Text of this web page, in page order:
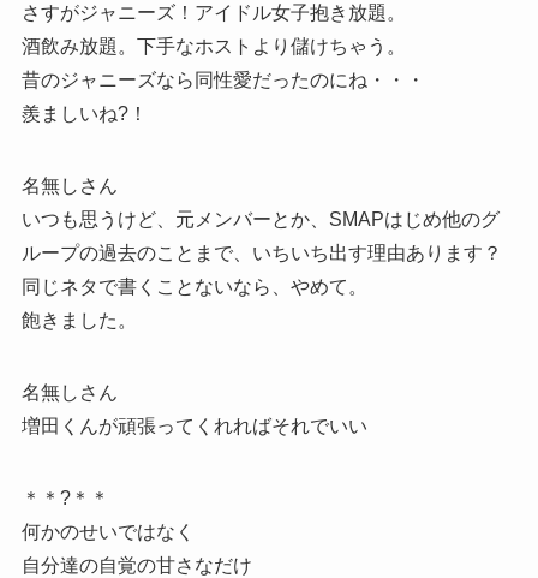
さすがジャニーズ！アイドル女子抱き放題。
酒飲み放題。下手なホストより儲けちゃう。
昔のジャニーズなら同性愛だったのにね・・・
羨ましいね?！
名無しさん
いつも思うけど、元メンバーとか、SMAPはじめ他のグ
ループの過去のことまで、いちいち出す理由あります？
同じネタで書くことないなら、やめて。
飽きました。
名無しさん
増田くんが頑張ってくれればそれでいい
＊＊?＊＊
何かのせいではなく
自分達の自覚の甘さなだけ